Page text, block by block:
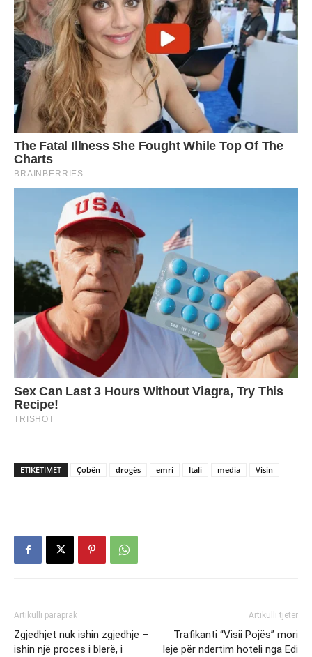
ETIKETIMET Çobën drogës emri Itali media Visin
Artikulli paraprak
Zgjedhjet nuk ishin zgjedhje –
ishin një proces i blerë, i
Artikulli tjetër
Trafikanti “Visii Pojës” mori
leje për ndertim hoteli nga Edi